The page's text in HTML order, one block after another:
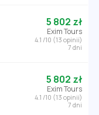
5 802 zł
Exim Tours
4.1 /10 (13 opinii)
7 dni
5 802 zł
Exim Tours
4.1 /10 (13 opinii)
7 dni